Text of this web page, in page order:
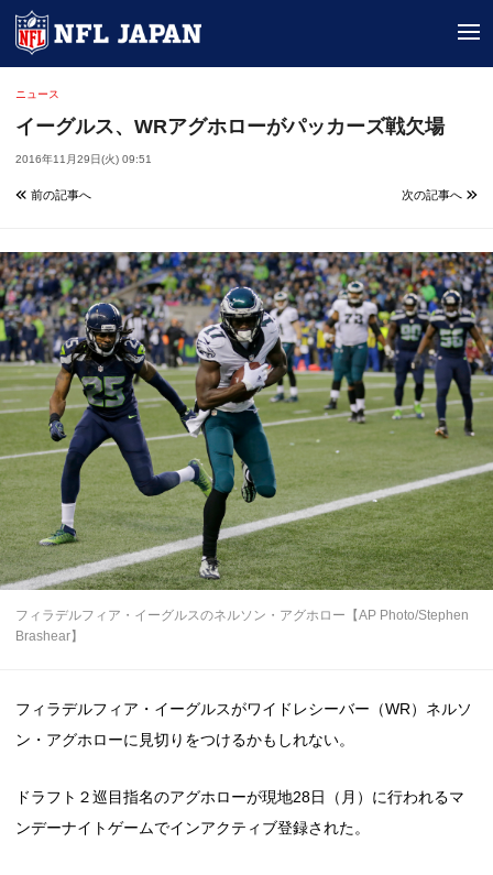
ニュース
イーグルス、WRアグホローがパッカーズ戦欠場
2016年11月29日(火) 09:51
前の記事へ 次の記事へ
フィラデルフィア・イーグルスのネルソン・アグホロー【AP Photo/Stephen
Brashear】
フィラデルフィア・イーグルスがワイドレシーバー（WR）ネルソ
ン・アグホローに見切りをつけるかもしれない。
ドラフト２巡目指名のアグホローが現地28日（月）に行われるマ
ンデーナイトゲームでインアクティブ登録された。